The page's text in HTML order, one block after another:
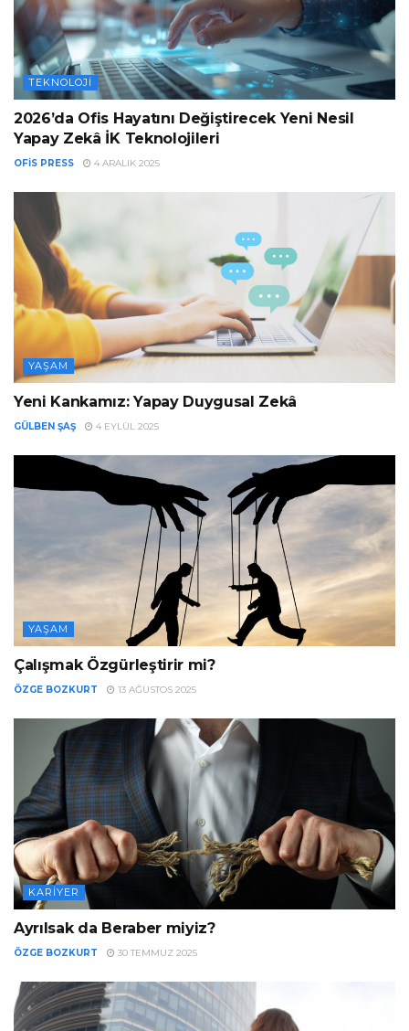
TEKNOLOJI
2026’da Ofis Hayatını Değiştirecek Yeni Nesil
Yapay Zekâ İK Teknolojileri
OFIS PRESS 4 ARALIK 2025
YAŞAM
Yeni Kankamız: Yapay Duygusal Zekâ
GÜLBEN ŞAŞ 4 EYLÜL 2025
YAŞAM
Çalışmak Özgürleştirir mi?
ÖZGE BOZKURT 13 AĞUSTOS 2025
KARIYER
Ayrılsak da Beraber miyiz?
ÖZGE BOZKURT 30 TEMMUZ 2025